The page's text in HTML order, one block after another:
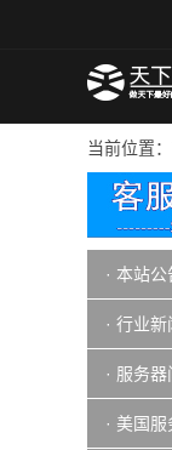
当前位置：
· 本站公
· 行业新
· 服务
· 美国